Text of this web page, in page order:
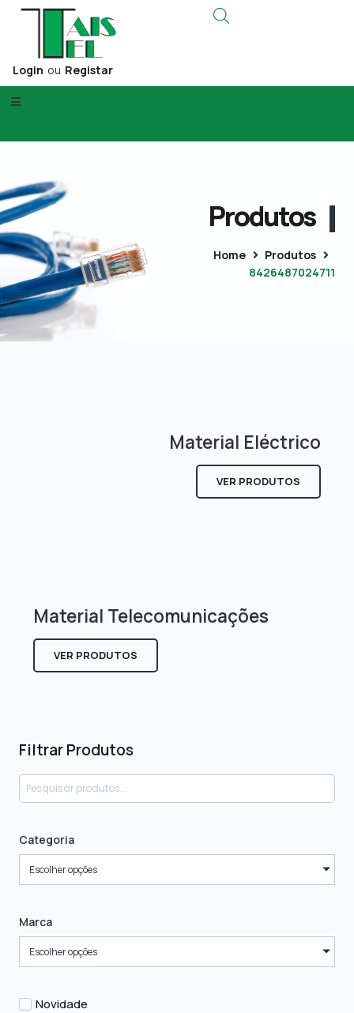
Login ou Registar
Produtos
Home
Produtos
8426487024711
Filtrar Produtos
Categoria
Escolher opções
Marca
Escolher opções
Novidade
Material Eléctrico
VER PRODUTOS
Material Telecomunicações
VER PRODUTOS